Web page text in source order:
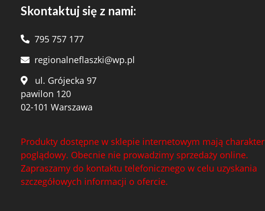
Skontaktuj się z nami:
795 757 177
regionalneflaszki@wp.pl
ul. Grójecka 97
pawilon 120
02-101 Warszawa
Produkty dostępne w sklepie internetowym mają charakter
poglądowy. Obecnie nie prowadzimy sprzedaży online.
Zapraszamy do kontaktu telefonicznego w celu uzyskania
szczegółowych informacji o ofercie.